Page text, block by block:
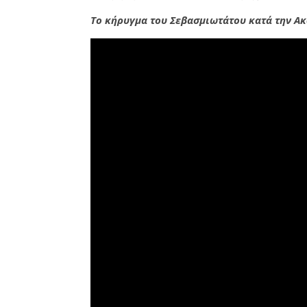
Το κήρυγμα του Σεβασμιωτάτου κατά την